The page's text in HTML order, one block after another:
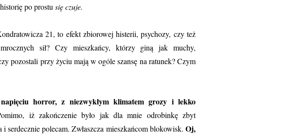
po prostu się czuje.
21, to efekt zbiorowej histerii, psychozy, czy też
sił? Czy mieszkańcy, którzy giną jak muchy,
pozostali przy życiu mają w ogóle szansę na ratunek? Czym
horror, z niezwykłym klimatem grozy i lekko
iż zakończenie było jak dla mnie odrobinkę zbyt
serdecznie polecam. Zwłaszcza mieszkańcom blokowisk. Oj,